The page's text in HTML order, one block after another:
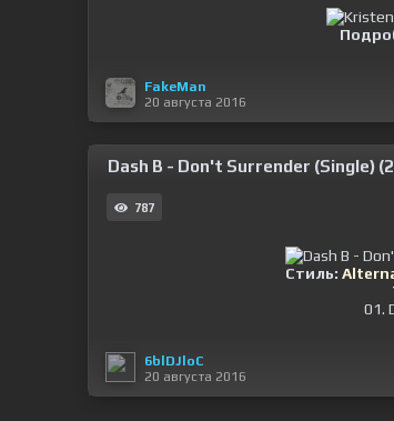
FakeMan
20 августа 2016
Dash B - Don't Surrender (Single)
787
Стиль:
01.
6blDJloC
20 августа 2016